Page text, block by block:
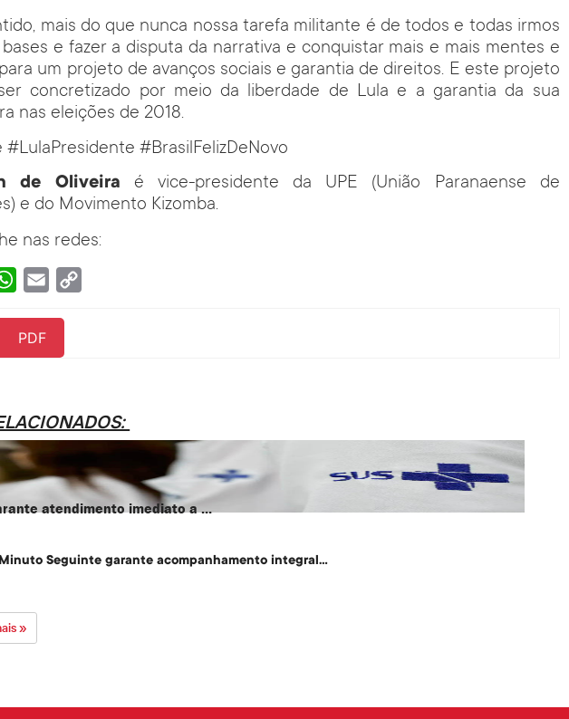
mais do que nunca nossa tarefa militante é de todos e todas irmos
e fazer a disputa da narrativa e conquistar mais e mais mentes e
um projeto de avanços sociais e garantia de direitos. E este projeto
concretizado por meio da liberdade de Lula e a garantia da sua
nas eleições de 2018.
#LulaPresidente #BrasilFelizDeNovo
de Oliveira é vice-presidente da UPE (União Paranaense de
e do Movimento Kizomba.
nas redes:
WhatsApp
Email
PDF
atendimento imediato a ...
Seguinte garante acompanhamento integral...
»